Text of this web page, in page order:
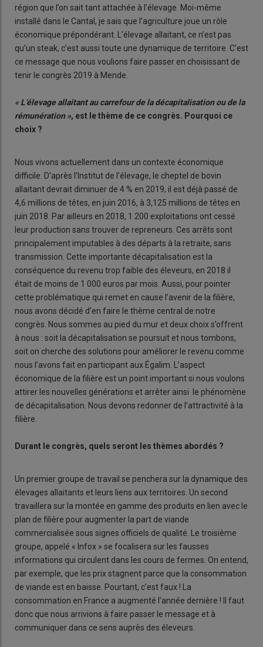
région que l’on sait tant attachée à l’élevage. Moi-même
installé dans le Cantal, je sais que l’agriculture joue un rôle
économique prépondérant. L’élevage allaitant, ce n’est pas
qu’un steak, c’est aussi toute une dynamique de territoire. C’est
ce message que nous voulions faire passer en choisissant de
tenir le congrès 2019 à Mende.
« L’élevage allaitant au carrefour de la décapitalisation ou de la
rémunération », est le thème de ce congrès. Pourquoi ce
choix ?
Nous vivons actuellement dans un contexte économique
difficile. D’après l’Institut de l’élevage, le cheptel de bovin
allaitant devrait diminuer de 4 % en 2019, il est déjà passé de
4,6 millions de têtes, en juin 2016, à 3,125 millions de têtes en
juin 2018. Par ailleurs en 2018, 1 200 exploitations ont cessé
leur production sans trouver de repreneurs. Ces arrêts sont
principalement imputables à des départs à la retraite, sans
transmission. Cette importante décapitalisation est la
conséquence du revenu trop faible des éleveurs, en 2018 il
était de moins de 1 000 euros par mois. Aussi, pour pointer
cette problématique qui remet en cause l’avenir de la filière,
nous avons décidé d’en faire le thème central de notre
congrès. Nous sommes au pied du mur et deux choix s’offrent
à nous : soit la décapitalisation se poursuit et nous tombons,
soit on cherche des solutions pour améliorer le revenu comme
nous l’avons fait en participant aux Égalim. L’aspect
économique de la filière est un point important si nous voulons
attirer les nouvelles générations et arrêter ainsi le phénomène
de décapitalisation. Nous devons redonner de l’attractivité à la
filière.
Durant le congrès, quels seront les thèmes abordés ?
Un premier groupe de travail se penchera sur la dynamique des
élevages allaitants et leurs liens aux territoires. Un second
travaillera sur la montée en gamme des produits en lien avec le
plan de filière pour augmenter la part de viande
commercialisée sous signes officiels de qualité. Le troisième
groupe, appelé « Infox » se focalisera sur les fausses
informations qui circulent dans les cours de fermes. On entend,
par exemple, que les prix stagnent parce que la consommation
de viande est en baisse. Pourtant, c’est faux ! La
consommation en France a augmenté l’année dernière ! Il faut
donc que nous arrivions à faire passer le message et à
communiquer dans ce sens auprès des éleveurs.